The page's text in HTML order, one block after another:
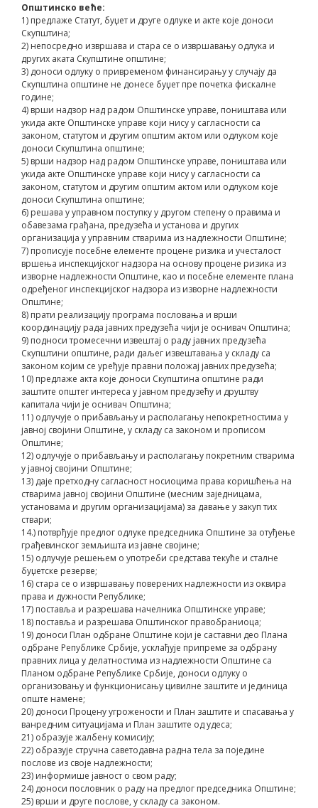
Општинско веће:
1) предлаже Статут, буџет и друге одлуке и акте које доноси
Скупштина;
2) непосредно извршава и стара се о извршавању одлука и
других аката Скупштине општине;
3) доноси одлуку о привременом финансирању у случају да
Скупштина општине не донесе буџет пре почетка фискалне
године;
4) врши надзор над радом Општинске управе, поништава или
укида акте Општинске управе који нису у сагласности са
законом, статутом и другим општим актом или одлуком које
доноси Скупштина општине;
5) врши надзор над радом Општинске управе, поништава или
укида акте Општинске управе који нису у сагласности са
законом, статутом и другим општим актом или одлуком које
доноси Скупштина општине;
6) решава у управном поступку у другом степену о правима и
обавезама грађана, предузећа и установа и других
организација у управним стварима из надлежности Општине;
7) прописује посебне елементе процене ризика и учесталост
вршења инспекцијског надзора на основу процене ризика из
изворне надлежности Општине, као и посебне елементе плана
одређеног инспекцијског надзора из изворне надлежности
Општине;
8) прати реализацију програма пословања и врши
координацију рада јавних предузећа чији је оснивач Општина;
9) подноси тромесечни извештај о раду јавних предузећа
Скупштини општине, ради даљег извештавања у складу са
законом којим се уређује правни положај јавних предузећа;
10) предлаже акта које доноси Скупштина општине ради
заштите општег интереса у јавном предузећу и друштву
капитала чији је оснивач Општина;
11) одлучује о прибављању и располагању непокретностима у
јавној својини Општине, у складу са законом и прописом
Општине;
12) одлучује о прибављању и располагању покретним стварима
у јавној својини Општине;
13) даје претходну сагласност носиоцима права коришћења на
стварима јавној својини Општине (месним заједницама,
установама и другим организацијама) за давање у закуп тих
ствари;
14.) потврђује предлог одлуке председника Општине за отуђење
грађевинског земљишта из јавне својине;
15) одлучује решењем о употреби средстава текуће и сталне
буџетске резерве;
16) стара се о извршавању поверених надлежности из оквира
права и дужности Републике;
17) поставља и разрешава начелника Општинске управе;
18) поставља и разрешава Општинског правобраниоца;
19) доноси План одбране Општине који је саставни део Плана
одбране Републике Србије, усклађује припреме за одбрану
правних лица у делатностима из надлежности Општине са
Планом одбране Републике Србије, доноси одлуку о
организовању и функционисању цивилне заштите и јединица
опште намене;
20) доноси Процену угрожености и План заштите и спасавања у
ванредним ситуацијама и План заштите од удеса;
21) образује жалбену комисију;
22) образује стручна саветодавна радна тела за поједине
послове из своје надлежности;
23) информише јавност о свом раду;
24) доноси пословник о раду на предлог председника Општине;
25) врши и друге послове, у складу са законом.